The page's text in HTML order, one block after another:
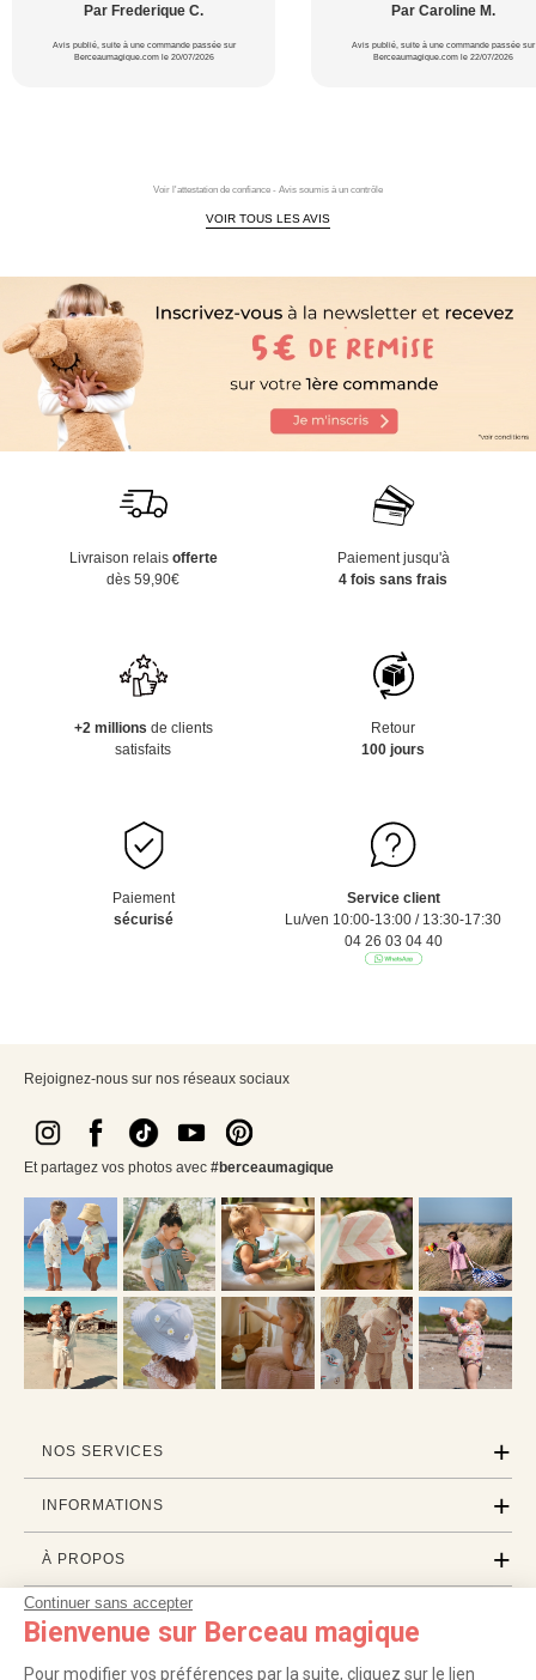
Continuer sans accepter
Bienvenue sur Berceau magique
Pour modifier vos préférences par la suite, cliquez sur le lien
Par Frederique C.
Avis publié, suite à une commande passée sur
Berceaumagique.com le 20/07/2026
Par Caroline M.
Avis publié, suite à une commande passée sur
Berceaumagique.com le 22/07/2026
Voir l'attestation de confiance - Avis soumis à un contrôle
VOIR TOUS LES AVIS
Livraison relais offerte
dès 59,90€
Paiement jusqu'à
4 fois sans frais
+2 millions de clients
satisfaits
Retour
100 jours
Paiement
sécurisé
Service client
Lu/ven 10:00-13:00 / 13:30-17:30
04 26 03 04 40
Rejoignez-nous sur nos réseaux sociaux
Et partagez vos photos avec #berceaumagique
NOS SERVICES
INFORMATIONS
À PROPOS
PROFESSIONNELS
LISTES CADEAUX